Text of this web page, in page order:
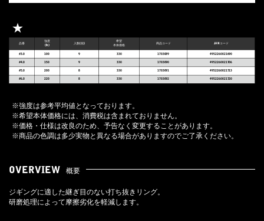
★
品番
強度
(lb)
入数(個)
希望
本体価格
商品コード JANコード
#3.0 100 9 330 1703089 4952260021690
#4.0 150 9 330 1703090 4952260021706
#5.0 200 8 330 1703091 4952260021713
#6.0 220 8 330 1703092 4952260021720
※強度は参考平均値となっております。
※希望本体価格には、消費税は含まれておりません。
※価格・仕様は改良のため、予告なく変更することがあります。
※商品の色調は多少実物と異なる場合がありますのでご了承ください。
OVERVIEW 概要
ジギングに適した継ぎ目のない打ち抜きリング。
研磨処理によって摩擦劣化を軽減します。